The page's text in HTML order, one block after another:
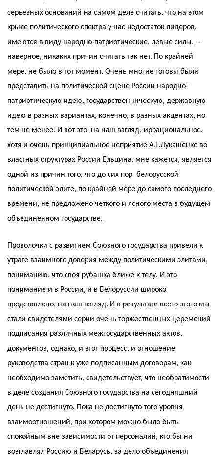
серьезных оснований на самом деле считать, что на этом
крыле политического спектра у нас недостаток лидеров,
имеются в виду народно-патриотические, левые силы, —
наверное, никаких причин считать так нет. По крайней
мере, не было в тот момент. Очень многие готовы были
представить на политической сцене России народно-
патриотическую идею, государственническую, державную
идею в разных вариантах, конечно, в разных акцентах, но
тем не менее. И вот это, на наш взгляд, иррациональное,
хотя и очень принципиальное неприятие А.Г.Лукашенко во
властных структурах России Ельцина, мне кажется, является
одной из причин того, что до сих пор белорусской
политической элите, по крайней мере до самого последнего
времени, не предложено четкого и ясного места в будущем
объединенном государстве.
Проволочки с развитием Союзного государства привели к
утрате взаимного доверия между политическими элитами,
пониманию, что своя рубашка ближе к телу. И это
понимание и в России, и в Белоруссии широко
представлено, на наш взгляд. И в результате всего этого мы
стали свидетелями серии очень торжественных церемоний
подписания различных межгосударственных актов,
документов, однако, и этот процесс, и отношение
руководства стран к уже подписанным договорам, как
необходимо заметить, свидетельствует, что необратимости
в деле создания Союзного государства на сегодняшний
день не достигнуто. Пока не достигнуто того уровня
взаимоотношений, при котором можно было быть
спокойным вне зависимости от персоналий, кто бы ни
возглавлял Россию и Беларусь, за дело объединения